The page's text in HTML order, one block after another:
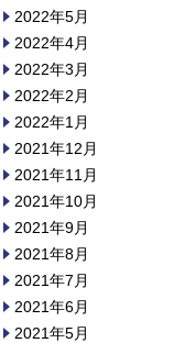
2022年5月
2022年4月
2022年3月
2022年2月
2022年1月
2021年12月
2021年11月
2021年10月
2021年9月
2021年8月
2021年7月
2021年6月
2021年5月